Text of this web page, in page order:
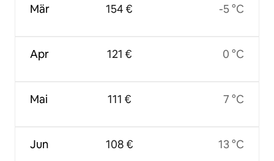
Mär
Apr
Mai
Jun
154 €
121 €
111 €
108 €
-5 °C
0 °C
7 °C
13 °C